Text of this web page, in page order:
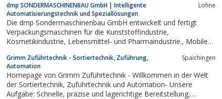
dmp SONDERMASCHINENBAU GmbH | Intelligente
Automatisierungstechnik und Speziallösungen
Lohne
Die dmp Sondermaschinenbau GmbH entwickelt und fertigt
Verpackungsmaschinen für die Kunststoffindustrie,
Kosmetikindustrie, Lebensmittel- und Pharmaindustrie., Mobile
in Lohne
Grimm Zuführtechnik - Sortiertechnik, Zuführung,
Automation
Spaichingen
Homepage von Grimm Zuführtechnik - Willkommen in der Welt
der Sortiertechnik, Zuführtechnik und Automation- Unsere
Aufgabe: Schnelle, präzise und lagerichtige Bereitstellung,